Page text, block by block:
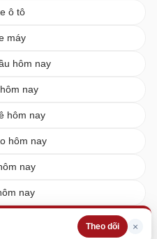
Theo dõi ×
ô tô
máy
hôm nay
nay
hôm nay
hôm nay
nay
nay